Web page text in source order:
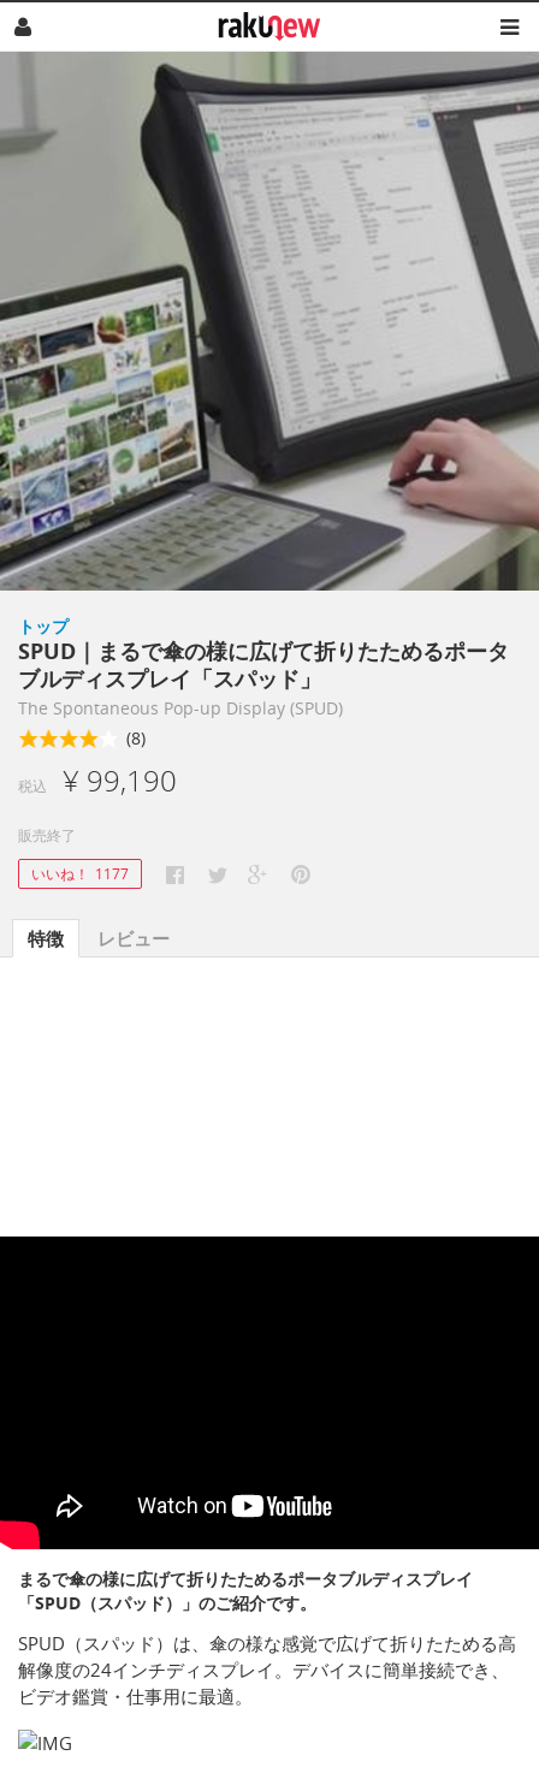
トップ
SPUD｜まるで傘の様に広げて折りたためるポータ
ブルディスプレイ「スパッド」
The Spontaneous Pop-up Display (SPUD)
(8)
税込 ¥ 99,190
販売終了
いいね！
1177
特徴 レビュー
まるで傘の様に広げて折りたためるポータブルディスプレイ
「SPUD（スパッド）」のご紹介です。
SPUD（スパッド）は、傘の様な感覚で広げて折りたためる高
解像度の24インチディスプレイ。デバイスに簡単接続でき、
ビデオ鑑賞・仕事用に最適。